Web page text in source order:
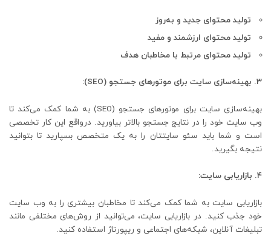
تولید محتوای جدید و به‌روز
تولید محتوای ارزشمند و مفید
تولید محتوای مرتبط با مخاطبان هدف
۳. بهینه‌سازی سایت برای موتورهای جستجو (SEO):
بهینه‌سازی سایت برای موتورهای جستجو (SEO) به شما کمک می‌کند تا
وب سایت خود را در نتایج جستجو بالاتر بیاورید. درواقع این کار تخصصی
است و شما باید سئو سایتتان را به یک متخصص بسپارید تا بتوانید
نتیجه بگیرید.
۴. بازاریابی سایت:
بازاریابی سایت به شما کمک می‌کند تا مخاطبان بیشتری را به وب سایت
خود جذب کنید. در بازاریابی سایت، می‌توانید از روش‌های مختلفی مانند
تبلیغات آنلاین، شبکه‌های اجتماعی و ریپورتاژ استفاده کنید.